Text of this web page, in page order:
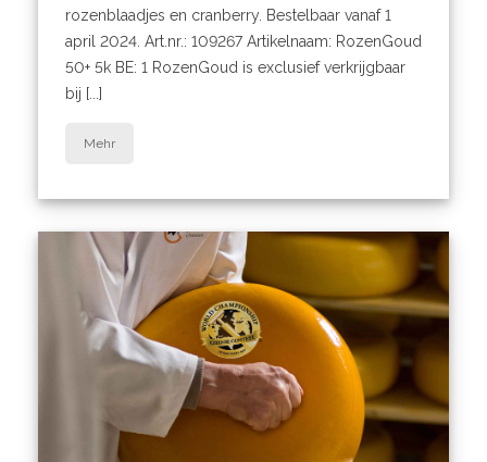
rozenblaadjes en cranberry. Bestelbaar vanaf 1
april 2024. Art.nr.: 109267 Artikelnaam: RozenGoud
50+ 5k BE: 1 RozenGoud is exclusief verkrijgbaar
bij [...]
Mehr